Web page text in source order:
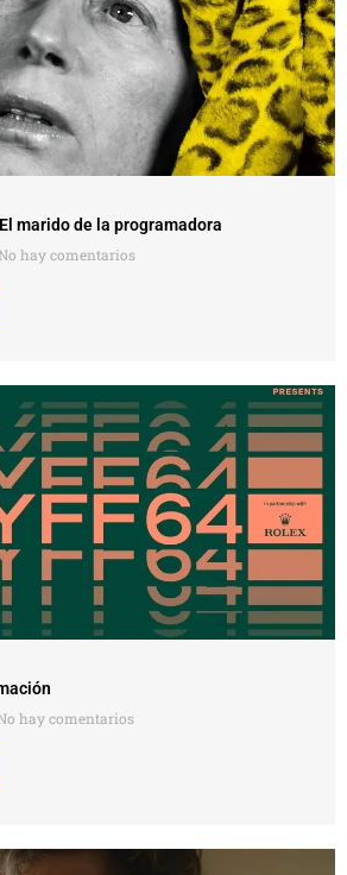
marido de la programadora
hay comentarios
hay comentarios